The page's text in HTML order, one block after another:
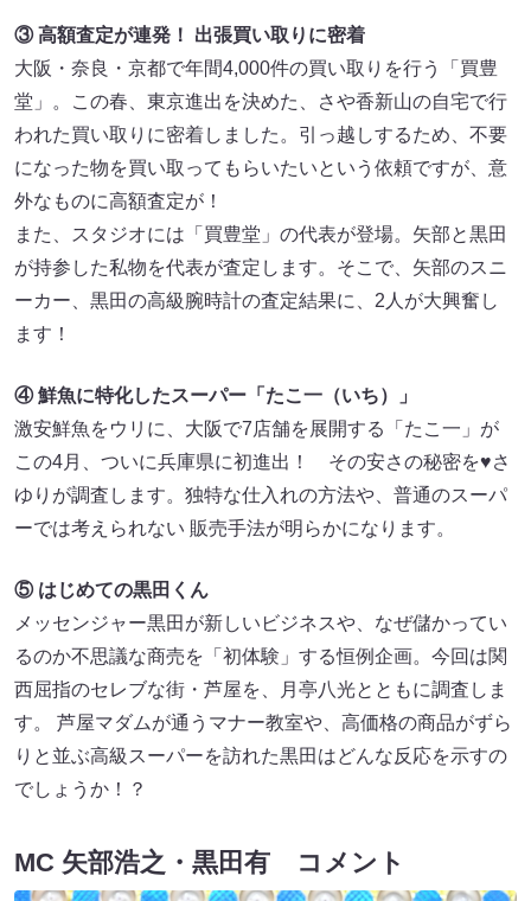
③ 高額査定が連発！ 出張買い取りに密着
大阪・奈良・京都で年間4,000件の買い取りを行う「買豊
堂」。この春、東京進出を決めた、さや香新山の自宅で行
われた買い取りに密着しました。引っ越しするため、不要
になった物を買い取ってもらいたいという依頼ですが、意
外なものに高額査定が！
また、スタジオには「買豊堂」の代表が登場。矢部と黒田
が持参した私物を代表が査定します。そこで、矢部のスニ
ーカー、黒田の高級腕時計の査定結果に、2人が大興奮し
ます！
④ 鮮魚に特化したスーパー「たこ一（いち）」
激安鮮魚をウリに、大阪で7店舗を展開する「たこ一」が
この4月、ついに兵庫県に初進出！ その安さの秘密を♥さ
ゆりが調査します。独特な仕入れの方法や、普通のスーパ
ーでは考えられない 販売手法が明らかになります。
⑤ はじめての黒田くん
メッセンジャー黒田が新しいビジネスや、なぜ儲かってい
るのか不思議な商売を「初体験」する恒例企画。今回は関
西屈指のセレブな街・芦屋を、月亭八光とともに調査しま
す。 芦屋マダムが通うマナー教室や、高価格の商品がずら
りと並ぶ高級スーパーを訪れた黒田はどんな反応を示すの
でしょうか！？
MC 矢部浩之・黒田有 コメント